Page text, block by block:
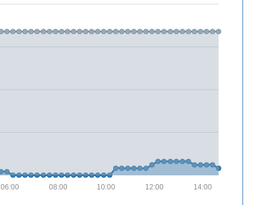
14:00
12:00
10:00
08:00
06:00